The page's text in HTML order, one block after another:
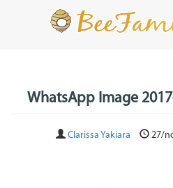
WhatsApp Image
Clarissa Yakiara 27/